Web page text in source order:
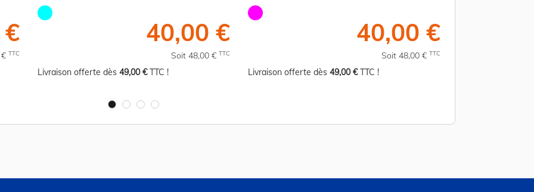
€
TTC
40,00 €
Soit 48,00 € TTC
Livraison offerte dès 49,00 €TTC !
40,00 €
Soit 48,00 € TTC
Livraison offerte dès 49,00 €TTC !